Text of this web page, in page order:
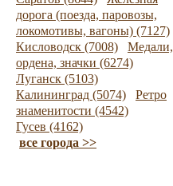
дорога (поезда, паровозы,
локомотивы, вагоны) (7127)
Кисловодск (7008)
Медали,
ордена, значки (6274)
Луганск (5103)
Калининград (5074)
Ретро
знаменитости (4542)
Гусев (4162)
все города >>